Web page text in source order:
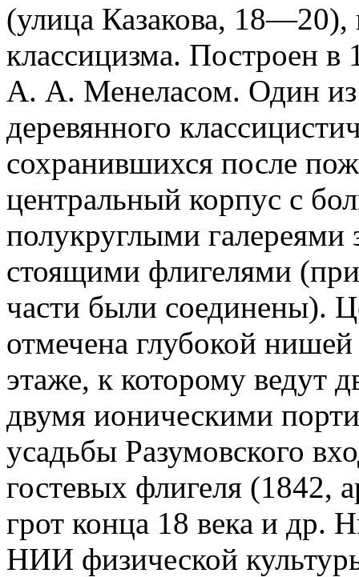
(улица Казакова, 18—20),
классицизма. Построен
А. А. Менеласом. Один из
деревянного
сохранившихся после
центральный корпус с
полукруглыми галереями
стоящими флигелями
части были соединены).
отмечена глубокой
этаже, к которому ведут
двумя ионическими
усадьбы Разумовского
гостевых флигеля (1842,
грот конца 18 века и
НИИ физической